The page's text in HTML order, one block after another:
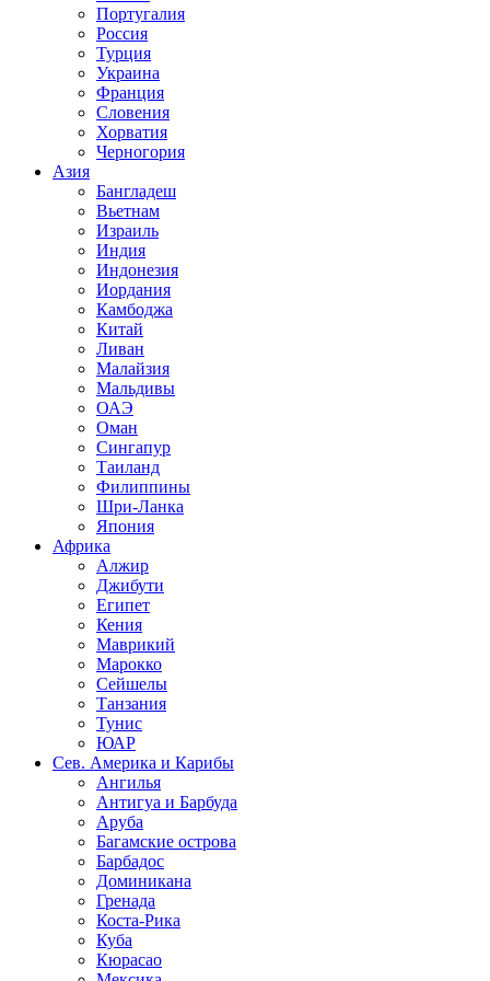
Португалия
Россия
Турция
Украина
Франция
Словения
Хорватия
Черногория
Азия
Бангладеш
Вьетнам
Израиль
Индия
Индонезия
Иордания
Камбоджа
Китай
Ливан
Малайзия
Мальдивы
ОАЭ
Оман
Сингапур
Таиланд
Филиппины
Шри-Ланка
Япония
Африка
Алжир
Джибути
Египет
Кения
Маврикий
Марокко
Сейшелы
Танзания
Тунис
ЮАР
Сев. Америка и Карибы
Ангилья
Антигуа и Барбуда
Аруба
Багамские острова
Барбадос
Доминикана
Гренада
Коста-Рика
Куба
Кюрасао